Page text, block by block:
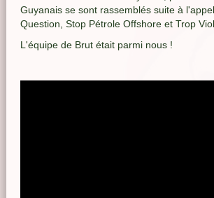
Guyanais se sont rassemblés suite à
Question, Stop Pétrole Offshore et Trop
L'équipe de Brut était parmi nous !